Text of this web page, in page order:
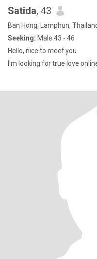
Satida, 43
Ban Hong, Lamphun,
Seeking: Male 43 - 46
Hello, nice to meet you.
I'm looking for true love